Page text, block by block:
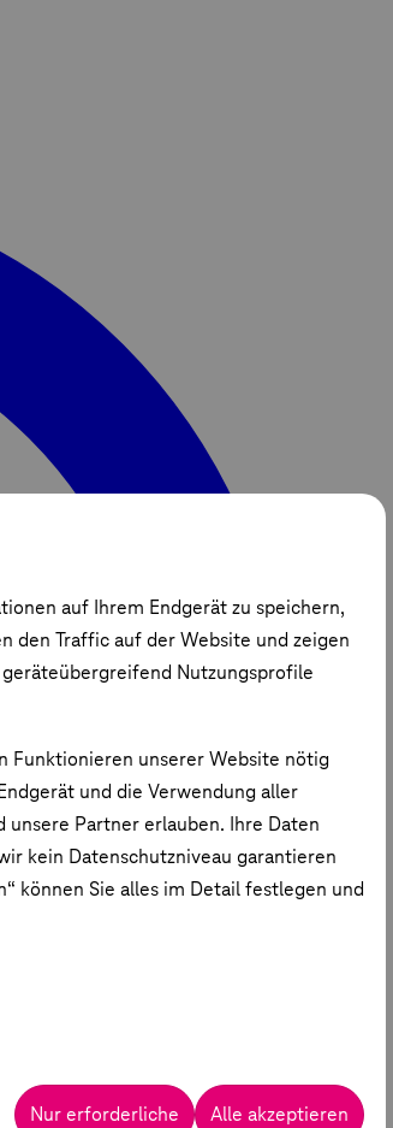
auf Ihrem Endgerät zu speichern,
den Traffic auf der Website und zeigen
Nutzungsprofile
Funktionieren unserer Website nötig
und die Verwendung aller
Partner erlauben. Ihre Daten
kein Datenschutzniveau garantieren
können Sie alles im Detail festlegen und
Nur erforderliche Alle akzeptieren